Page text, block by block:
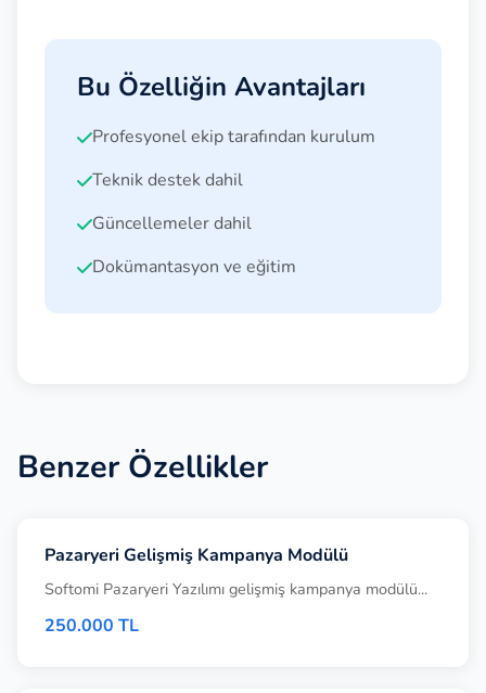
Bu Özelliğin Avantajları
Profesyonel ekip tarafından kurulum
Teknik destek dahil
Güncellemeler dahil
Dokümantasyon ve eğitim
Benzer Özellikler
Pazaryeri Gelişmiş Kampanya Modülü
Softomi Pazaryeri Yazılımı gelişmiş kampanya modülü...
250.000 TL